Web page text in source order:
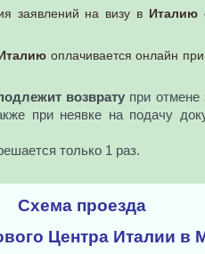
заявлений на визу в Италию
оплачивается онлайн
возврату при отмене
при неявке на подачу
только 1 раз.
Схема проезда
Центра Италии в